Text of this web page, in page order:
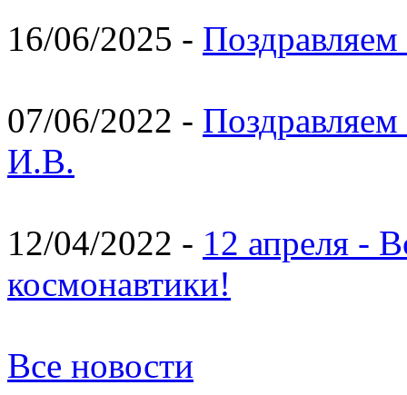
16/06/2025 -
07/06/2022 -
И.В.
12/04/2022 - 12 апреля -
космонавтики!
Все новости